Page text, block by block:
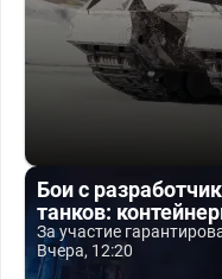
Бои с
танков:
За участие
Вчера, 12:20